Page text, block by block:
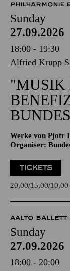
PHILHARMONIE
Sunday
27.09.2026
18:00 - 19:30
Alfried Krupp
"MUSIK
Werke von Pjotr
Organiser:
TICKETS
20,00 15,00 10,00
AALTO BALLETT
Sunday
27.09.2026
18:00 - 20:00